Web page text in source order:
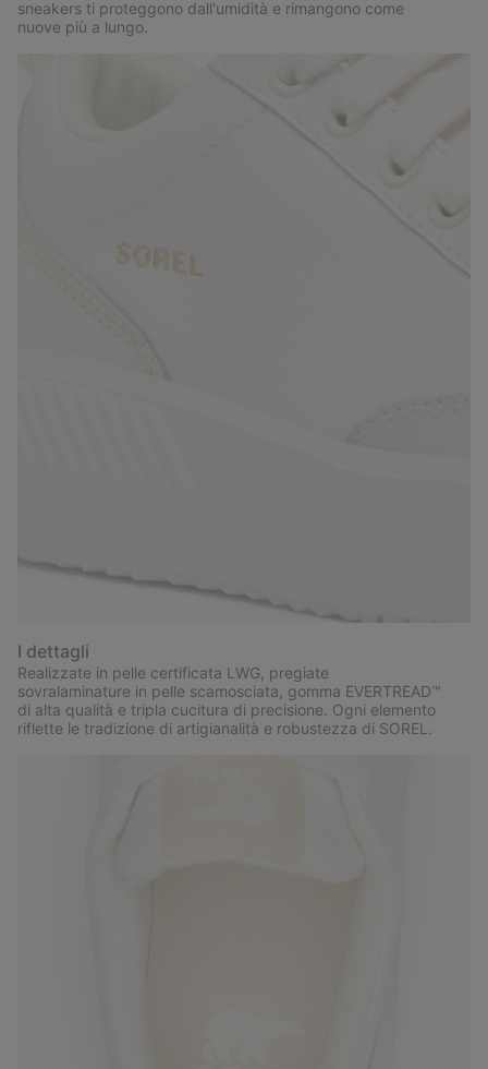
sneakers ti proteggono dall'umidità e rimangono come
nuove più a lungo.
I dettagli
Realizzate in pelle certificata LWG, pregiate
sovralaminature in pelle scamosciata, gomma EVERTREAD™
di alta qualità e tripla cucitura di precisione. Ogni elemento
riflette le tradizione di artigianalità e robustezza di SOREL.